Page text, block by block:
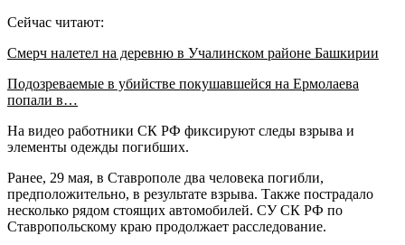
Сейчас читают:
Смерч налетел на деревню в Учалинском районе Башкирии
Подозреваемые в убийстве покушавшейся на Ермолаева
попали в…
На видео работники СК РФ фиксируют следы взрыва и
элементы одежды погибших.
Ранее, 29 мая, в Ставрополе два человека погибли,
предположительно, в результате взрыва. Также пострадало
несколько рядом стоящих автомобилей. СУ СК РФ по
Ставропольскому краю продолжает расследование.